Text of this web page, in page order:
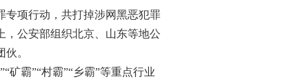
项行动，共打掉涉网黑恶犯罪
，公安部组织北京、山东等地公
。
霸”“村霸”“乡霸”等重点行业